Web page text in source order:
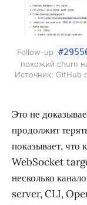
Follow-up
похожий churn
Источник: GitHub
Это не
продолжит
показывает,
WebSocket
несколько
server, CLI,